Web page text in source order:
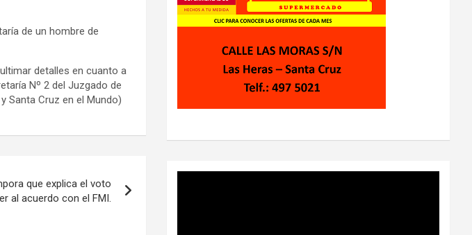
de un hombre de
detalles en cuanto a
Nº 2 del Juzgado de
Santa Cruz en el Mundo)
que explica el voto
al acuerdo con el FMI.